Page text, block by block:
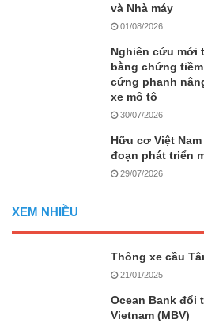
và Nhà máy
01/08/2026
Nghiên cứu mới
bằng chứng
cứng phanh
xe mô tô
30/07/2026
Hữu cơ Việt
đoạn phát triển
29/07/2026
XEM NHIỀU
Thông xe cầu
21/01/2025
Ocean Bank đổi
Vietnam (MBV)